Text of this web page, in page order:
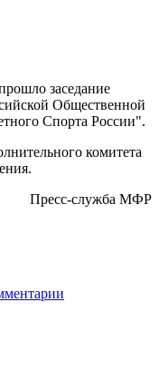
заседание
Общественной
Спорта России".
комитета
Пресс-служба МФР